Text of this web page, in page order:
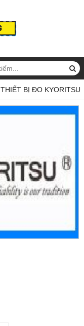
THIẾT BỊ ĐO KYORITSU